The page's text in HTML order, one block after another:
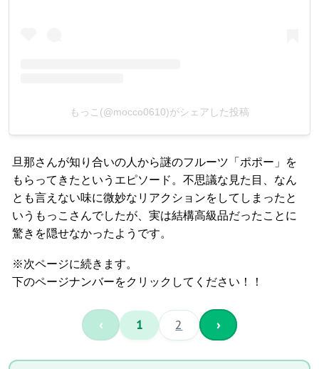
もっこ(@mocco0610)がシェアした投稿
旦那さんが知り合いの人から謎のフルーツ「ポポー」を
もらってきたというエピソード。不思議な見た目、なん
とも言えない味に微妙なリアクションをしてしまったと
いうもっこさんでしたが、実は結構高級品だったことに
驚きを隠せなかったようです。
※次ページに続きます。
下のページナンバーをクリックしてください！！
‹ 1 2 ›